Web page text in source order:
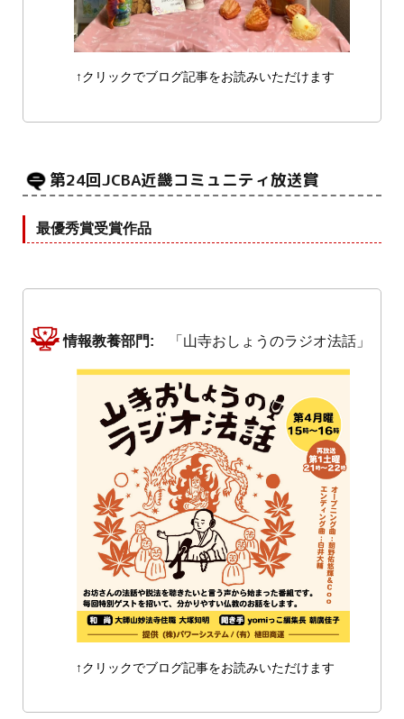
↑クリックでブログ記事をお読みいただけます
第24回JCBA近畿コミュニティ放送賞
最優秀賞受賞作品
情報教養部門: 「山寺おしょうのラジオ法話」
↑クリックでブログ記事をお読みいただけます